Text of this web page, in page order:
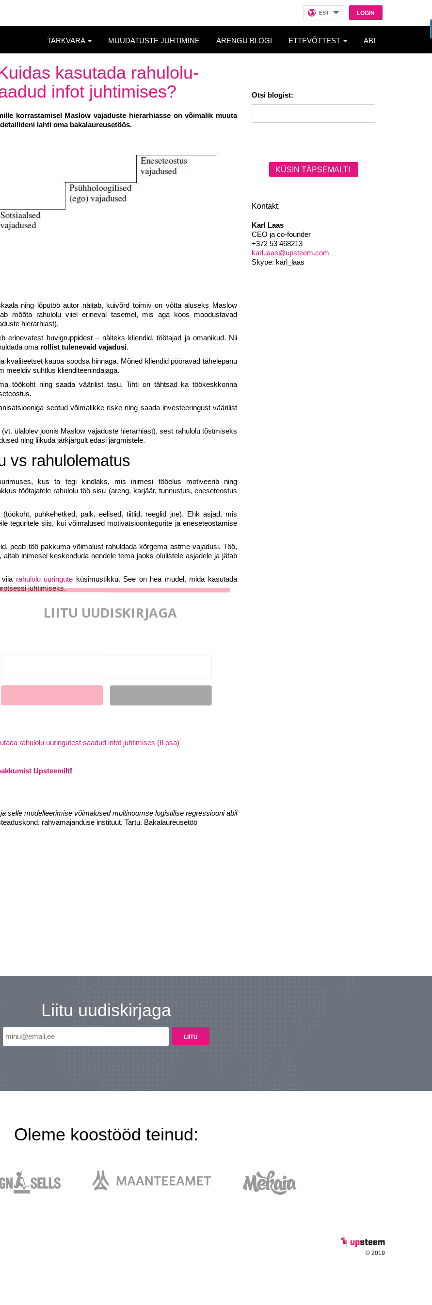
LOGIN
EST
TARKVARA MUUDATUSTE JUHTIMINE ARENGU BLOGI ETTEVÕTTEST ABI
kasutada rahulolu-
infot juhtimises?
korrastamisel Maslow vajaduste hierarhiasse on võimalik muuta
lahti oma bakalaureusetöös.
ning lõputöö autor näitab, kuivõrd toimiv on võtta aluseks Maslow
mõõta rahulolu viiel erineval tasemel, mis aga koos moodustavad
hierarhiast).
erinevatest huvigruppidest – näiteks kliendid, töötajad ja omanikud. Nii
oma rollist tulenevaid vajadusi.
kvaliteetset kaupa soodsa hinnaga. Mõned kliendid pööravad tähelepanu
meeldiv suhtlus klienditeenindajaga.
töökoht ning saada väärilist tasu. Tihti on tähtsad ka töökeskkonna
seotud võimalikke riske ning saada investeeringust väärilist
ülalolev joonis Maslow vajaduste hierarhiast), sest rahulolu tõstmiseks
ning liikuda järkjärgult edasi järgmistele.
vs rahulolematus
kus ta tegi kindlaks, mis inimesi tööelus motiveerib ning
töötajatele rahulolu töö sisu (areng, karjäär, tunnustus, eneseteostus
puhkehetked, palk, eelised, tiitlid, reeglid jne). Ehk asjad, mis
teguritele siis, kui võimalused motivatsioonitegurite ja eneseteostamise
peab töö pakkuma võimalust rahuldada kõrgema astme vajadusi. Töö,
inimesel keskenduda nendele tema jaoks olulistele asjadele ja jätab
rahulolu uuringute küsimustikku. See on hea mudel, mida kasutada
juhtimiseks.
rahulolu uuringutest saadud infot juhtimises (II osa)
Upsteemilt!
selle modelleerimise võimalused multinoomse logistilise regressiooni abil
rahvamajanduse instituut. Tartu. Bakalaureusetöö
Otsi blogist:
KÜSIN TÄPSEMALT!
Kontakt:
Karl Laas
CEO ja co-founder
+372 53 468213
karl.laas@upsteem.com
Skype: karl_laas
Liitu uudiskirjaga
Oleme koostööd teinud:
© 2019
LIITU UUDISKIRJAGA